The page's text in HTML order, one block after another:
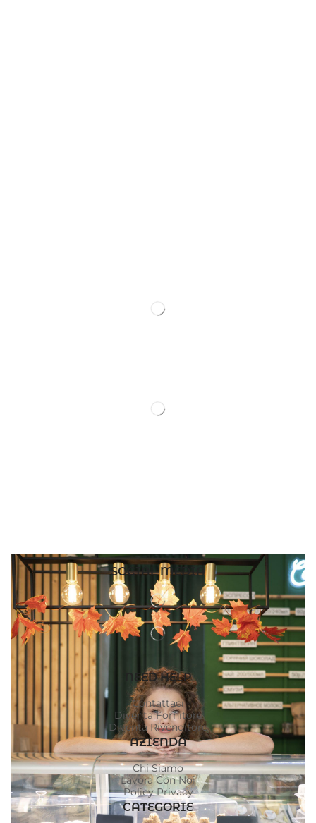
SOCIAL MEDIA
NEED HELP
Contattaci
Diventa Fornitore
Diventa Rivenditore
AZIENDA
Chi Siamo
Lavora Con Noi
Policy Privacy
CATEGORIE